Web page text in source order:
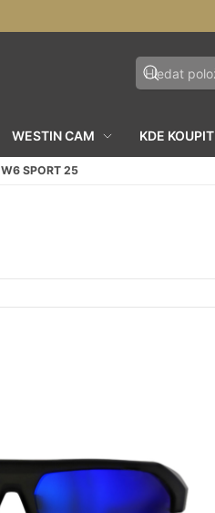
WESTIN CAM KDE KOUPIT
W6 SPORT 25